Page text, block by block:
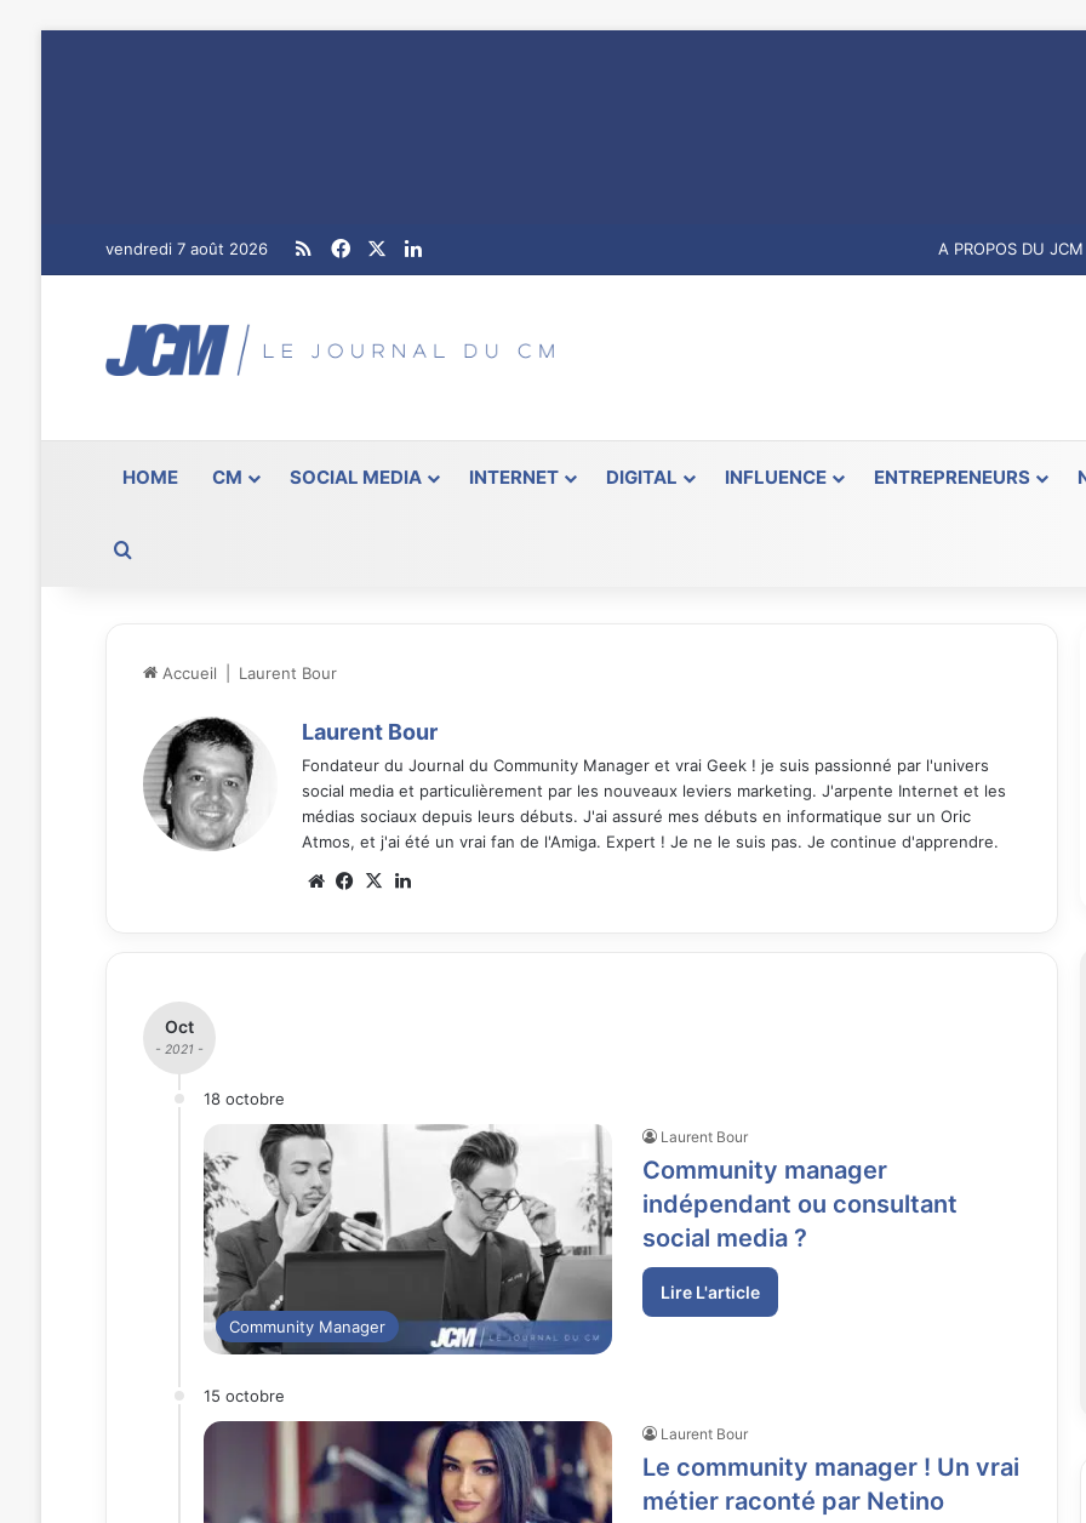
vendredi 7 août 2026 RSSFacebookLinkedin A PROPOS DU JCM
HOME CM SOCIAL MEDIA INTERNET DIGITAL INFLUENCE ENTREPRENEURS
Accueil Laurent Bour
Laurent Bour
Fondateur du Journal du Community Manager et vrai Geek ! je suis passionné par l'univers
social media et particulièrement par les nouveaux leviers marketing. J'arpente Internet et les
médias sociaux depuis leurs débuts. J'ai assuré mes débuts en informatique sur un Oric
Atmos, et j'ai été un vrai fan de l'Amiga. Expert ! Je ne le suis pas. Je continue d'apprendre.
We Fa
X
Oct
- 2021 -
18 octobre
Community Manager
Laurent Bour
Community manager
indépendant ou consultant
social media ?
Lire L'article
15 octobre
Laurent Bour
Le community manager ! Un vrai
métier raconté par Netino